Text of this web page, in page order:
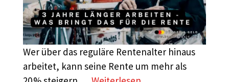
Wer über das reguläre Rentenalter hinaus
arbeitet, kann seine Rente um mehr als